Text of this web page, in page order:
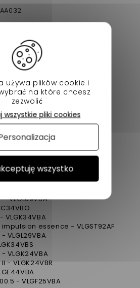
- VLGL49VBA
VLGL29VEA
VLGK34VBR
4 places - VLGL25VBA
2007 - VLGN94VBA
- VLGH64VBA
VLGK04VBR
- VLGG65VBA
- VLGSV43AF
- VLGG65VEA
VLGL09VBA
VLGK34VBA
essence - VLGST92AF
VLGL29VBA
VLGK24VBA
- VLGK24VBR
- VLGF25VBA
używa plików cookie i
na które chcesz
zezwolić
wszystko
wszystkie pliki cookies